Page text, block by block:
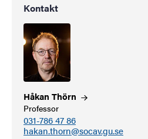
Kontakt
Håkan Thörn
Professor
031-786 47 86
hakan.thorn@socav.gu.se